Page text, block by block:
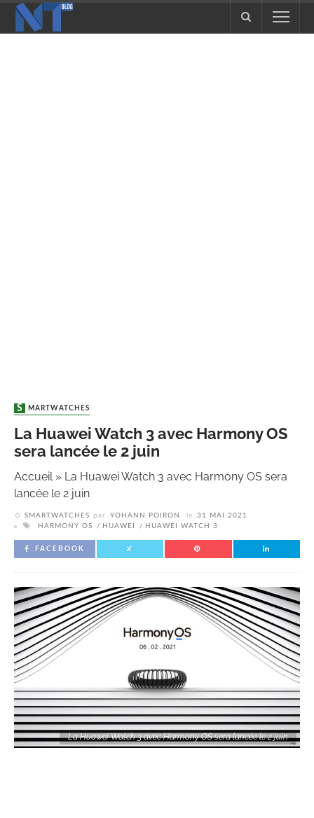
SMARTWATCHES
La Huawei Watch 3 avec Harmony OS
sera lancée le 2 juin
Accueil» La Huawei Watch 3 avec Harmony OS sera
lancée le 2 juin
SMARTWATCHES par YOHANN POIRON le
31 MAI 2021
HARMONY OS
HUAWEI HUAWEI WATCH 3
FACEBOOK
La Huawei Watch 3 avec Harmony OS sera lancée le 2 juin